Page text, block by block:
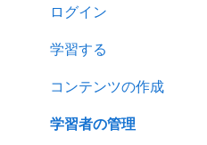
ログイン
学習する
コンテンツの作成
学習者の管理